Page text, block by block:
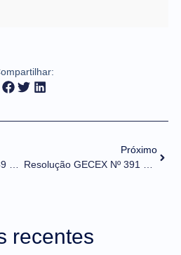
Resolução GECEX Nº 389 DE 23/08/2022 (DOU de 25/08/2022)
Próximo
Resolução GECEX Nº 391 DE 23/08/2022 (DOU de 25/08/2022)
recentes